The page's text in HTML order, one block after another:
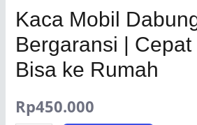
Kaca Mobil
Bergaransi | Cepat
Bisa ke Rumah
Rp450.000